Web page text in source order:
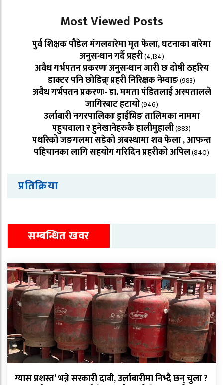
Most Viewed Posts
पुर्व शिक्षक पौडेल मंगलबारेमा मृत फेला, घटनाका बारेमा
अनुसन्धान गर्दै प्रहरी(4,134)
अवैध गर्भपतन प्रकरणः अनुसन्धान जारी छ दोषी ठहरिय
डाक्टर पनि छोडिन्न्ः प्रहरी निरिक्षक नेम्वाङ(983)
अवैध गर्भपतन प्रकरणः- डा. ममता पंडितलाई अस्पतालले
जागिरबाट हटायो(946)
उर्लाबारी नगरपालिकाः ड्राईभिङ तालिमका नाममा
पहुचवाला र हुनेखानेहरुकै हालीमुहाली(883)
पथरिको जङगलमा सडेको अबस्थामा शव फेला , आफन्त
पहिचानका लागि सहयोग गरिदिन प्रहरीको अपिल(840)
प्रतिक्रिया
सम्बन्धित खवर
ग्यास प्रशस्त’ भन्ने सरकारी दाबी, उर्लाबारीमा निभ्दै छन् चुला ?